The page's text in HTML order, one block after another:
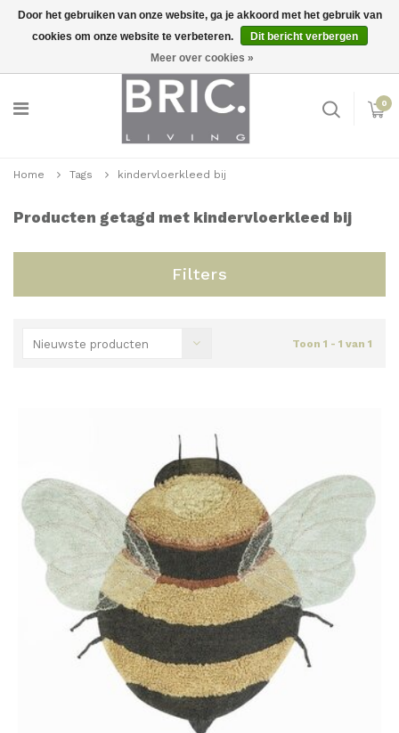
Inloggen
0
Home Tags kindervloerkleed bij
Producten getagd met kindervloerkleed bij
Filters
Nieuwste producten Toon 1 - 1 van 1
Door het gebruiken van onze website, ga je akkoord met het gebruik van
cookies om onze website te verbeteren.
Dit bericht verbergen
Meer over cookies »